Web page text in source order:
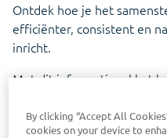
Ontdek hoe je het
efficiënter, consistent en
inricht.
Met dit informatiepakket
ondersteunen, van
By clicking “Accept All
cookies on your device to